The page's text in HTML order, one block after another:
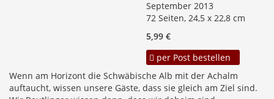
September 2013
72 Seiten, 24,5 x 22,8 cm
5,99 €
per Post bestellen
Wenn am Horizont die Schwäbische Alb mit der Achalm
auftaucht, wissen unsere Gäste, dass sie gleich am Ziel sind.